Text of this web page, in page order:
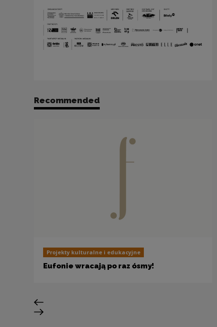
Recommended
Projekty kulturalne i edukacyjne
Eufonie wracają po raz ósmy!
Previous slide
Next slide